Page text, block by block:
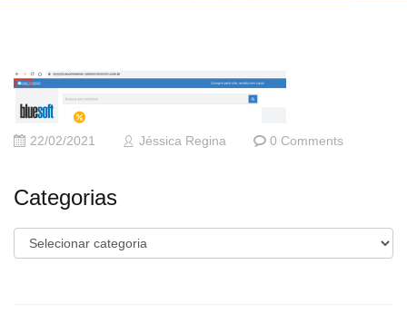
22/02/2021 Jéssica Regina 0 Comments
Categorias
Categorias